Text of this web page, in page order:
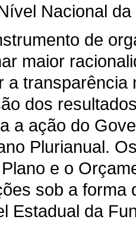
Nacional
de
maior
a
dos
a ação do
Plurianual.
e o
sob a forma
Estadual da